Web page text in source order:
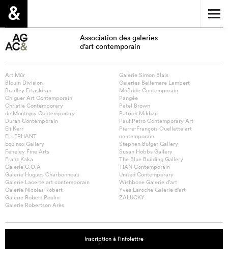
Association des galeries
d’art contemporain
Art Mûr
Blouin Division
Bradley Ertaskiran
Chiguer Art Contemporain
Christie Contemporary
de Montigny Contemporary
Duran Contemporain
Eli Kerr
ELLEPHANT
Equinox Gallery
Feheley Fine Arts
Franz Kaka
Galerie C.O.A
Galerie Hugues Charbonneau
Galerie Lacerte art contemporain
Galerie Nicolas Robert
Galerie Robert Poulin
Galerie Robertson Arès
Galerie Simon Blais
Galeries Bellemare Lambert
McBride Contemporain
Pangée
Patel Brown
Patrick Mikhail
Paul Petro Contemporary Art
Pierre-François Ouellette art
contemporain
Stephen Bulger Gallery
Susan Hobbs Gallery
The Blue Building Gallery
TIAN Contemporain
United Contemporary
Wishbone Galerie d’art
Yves Laroche Galerie d’art
ZALUCKY
Inscription à l’infolettre